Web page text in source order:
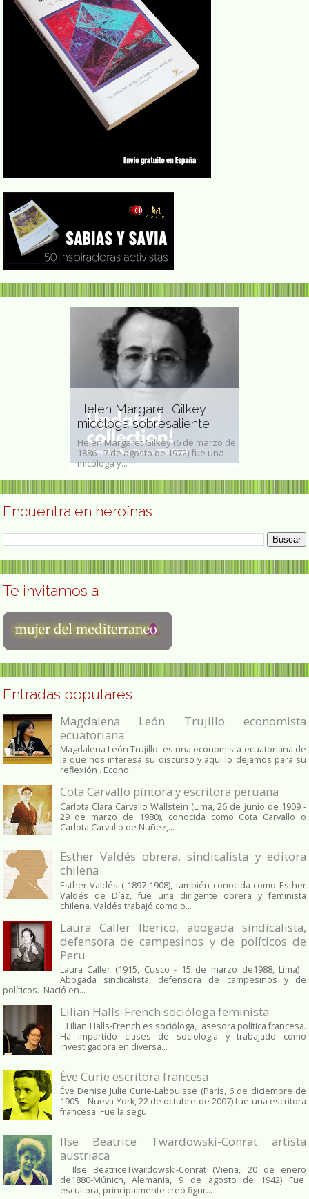
Helen Margaret Gilkey
micóloga sobresaliente
Helen Margaret Gilkey (6 de marzo de
1886– 7 de agosto de 1972) fue una
micóloga y...
Encuentra en heroínas
Te invitamos a
Entradas populares
Magdalena León Trujillo economista
ecuatoriana
Magdalena León Trujillo es una economista ecuatoriana de
la que nos interesa su discurso y aqui lo dejamos para su
reflexión . Econo...
Cota Carvallo pintora y escritora peruana
Carlota Clara Carvallo Wallstein (Lima, 26 de junio de 1909 -
29 de marzo de 1980), conocida como Cota Carvallo o
Carlota Carvallo de Nuñez,...
Esther Valdés obrera, sindicalista y editora
chilena
Esther Valdés ( 1897-1908), también conocida como Esther
Valdés de Díaz, fue una dirigente obrera y feminista
chilena. Valdés trabajó como o...
Laura Caller Iberico, abogada sindicalista,
defensora de campesinos y de políticos de
Peru
Laura Caller (1915, Cusco - 15 de marzo de1988, Lima)
Abogada sindicalista, defensora de campesinos y de
políticos. Nació en...
Lilian Halls-French socióloga feminista
Lilian Halls-French es socióloga, asesora política francesa.
Ha impartido clases de sociología y trabajado como
investigadora en diversa...
Ève Curie escritora francesa
Ève Denise Julie Curie-Labouisse (París, 6 de diciembre de
1905 – Nueva York, 22 de octubre de 2007) fue una escritora
francesa. Fue la segu...
Ilse Beatrice Twardowski-Conrat artista
austriaca
Ilse BeatriceTwardowski-Conrat (Viena, 20 de enero
de1880-Múnich, Alemania, 9 de agosto de 1942) Fue
escultora, principalmente creó figur...